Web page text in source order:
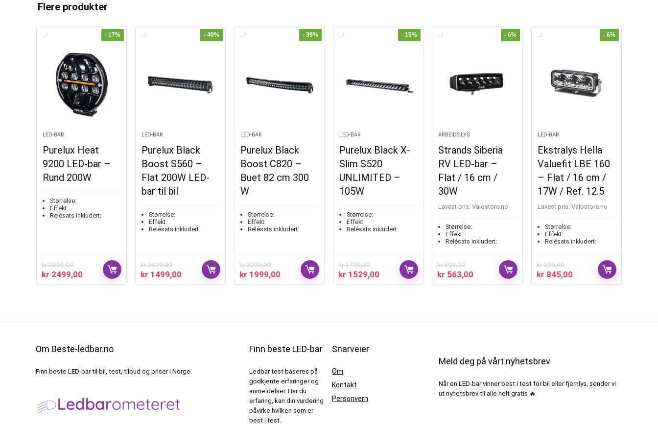
tFlere produkter
- 17%
LED-BAR
Purelux Heat
9200 LED-bar –
Rund 200W
Størrelse:
Effekt:
Relésats inkludert:
kr2999,00
kr 2499,00
- 40%
LED-BAR
Purelux Black
Boost S560 –
Flat 200W LED-
bar til bil
Størrelse:
Effekt:
Relésats inkludert:
kr2499,00
kr 1499,00
- 39%
LED-BAR
Purelux Black
Boost C820 –
Buet 82 cm 300
W
Størrelse:
Effekt:
Relésats inkludert:
kr3299,00
kr 1999,00
- 15%
LED-BAR
Purelux Black X-
Slim S520
UNLIMITED –
105W
Størrelse:
Effekt:
Relésats inkludert:
kr1799,00
kr 1529,00
- 6%
ARBEIDSLYS
Strands Siberia
RV LED-bar –
Flat / 16 cm /
30W
Lavest pris: valostore.no
Størrelse:
Effekt:
Relésats inkludert:
kr599,00
kr 563,00
- 6%
LED-BAR
Ekstralys Hella
Valuefit LBE 160
– Flat / 16 cm /
17W / Ref. 12.5
Lavest pris: valostore.no
Størrelse:
Effekt:
Relésats inkludert:
kr899,00
kr 845,00
Om Beste-ledbar.no
Finn beste LED-bar til bil, test, tilbud og priser i Norge.
Finn beste LED-bar
Ledbar test baseres på
godkjente erfaringer og
anmeldelser. Har du
erfaring, kan din vurdering
påvirke hvilken som er
best i test.
Snarveier
Om
Kontakt
Personvern
Meld deg på vårt nyhetsbrev
Når en LED-bar vinner best i test for bil eller fjernlys, sender vi
ut nyhetsbrev til alle helt gratis 🔥